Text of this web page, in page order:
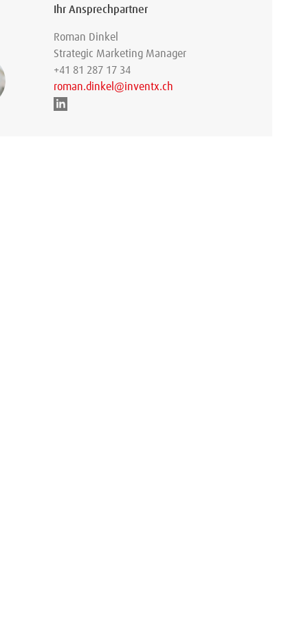
Ihr Ansprechpartner
Roman Dinkel
Strategic Marketing Manager
+41 81 287 17 34
roman.dinkel@inventx.ch